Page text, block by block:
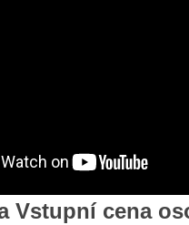
Vstupní cena